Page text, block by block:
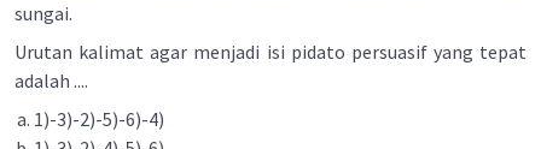
sungai.
Urutan kalimat agar menjadi isi pidato persuasif yang tepat
adalah ....
1)-3)-2)-5)-6)-4)